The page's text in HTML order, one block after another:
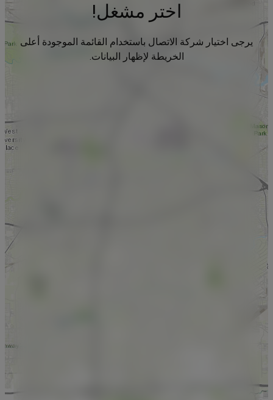
اختر مشغل!
يرجى اختيار شركة الاتصال باستخدام القائمة الموجودة أعلى
الخريطة لإظهار البيانات.